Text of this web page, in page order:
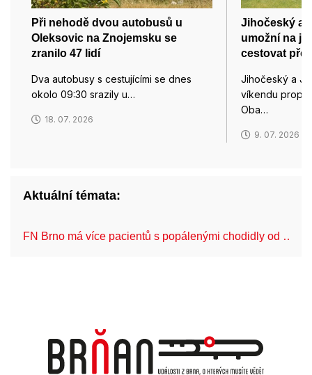
Při nehodě dvou autobusů u
Oleksovic na Znojemsku se
zranilo 47 lidí
Dva autobusy s cestujícími se dnes
okolo 09:30 srazily u…
18. 07. 2026
Jihočeský a
umožní na
cestovat
Jihočeský a
víkendu
Oba…
9. 07. 2026
Aktuální témata:
FN Brno má více pacientů s popálenými chodidly od …